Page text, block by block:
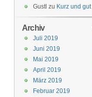
Gustl zu Kurz und gut
Archiv
Juli 2019
Juni 2019
Mai 2019
April 2019
März 2019
Februar 2019